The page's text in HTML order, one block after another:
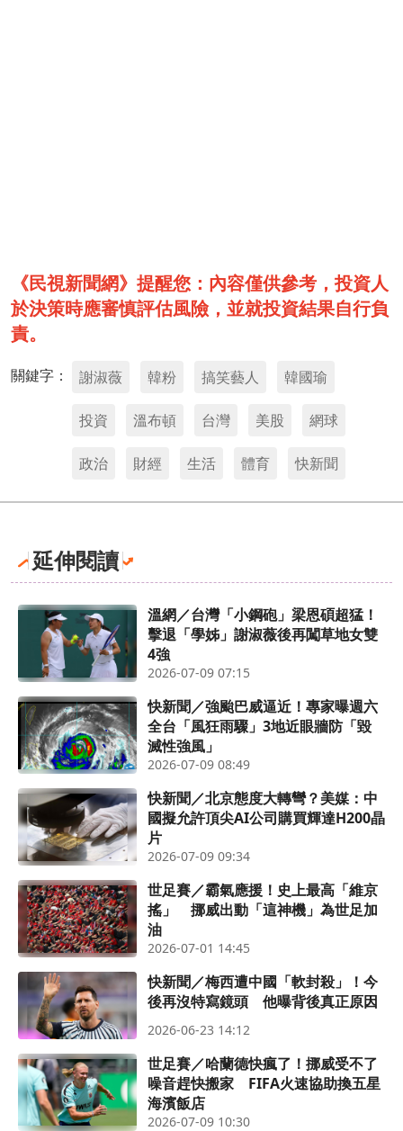
《民視新聞網》提醒您：內容僅供參考，投資人
於決策時應審慎評估風險，並就投資結果自行負
責。
關鍵字： 謝淑薇 韓粉 搞笑藝人 韓國瑜
投資 溫布頓 台灣 美股 網球
政治 財經 生活 體育 快新聞
延伸閱讀
溫網／台灣「小鋼砲」梁恩碩超猛！
擊退「學姊」謝淑薇後再闖草地女雙
4強
2026-07-09 07:15
快新聞／強颱巴威逼近！專家曝週六
全台「風狂雨驟」3地近眼牆防「毀
滅性強風」
2026-07-09 08:49
快新聞／北京態度大轉彎？美媒：中
國擬允許頂尖AI公司購買輝達H200晶
片
2026-07-09 09:34
世足賽／霸氣應援！史上最高「維京
搖」 挪威出動「這神機」為世足加
油
2026-07-01 14:45
快新聞／梅西遭中國「軟封殺」！今
後再沒特寫鏡頭 他曝背後真正原因
2026-06-23 14:12
世足賽／哈蘭德快瘋了！挪威受不了
噪音趕快搬家 FIFA火速協助換五星
海濱飯店
2026-07-09 10:30